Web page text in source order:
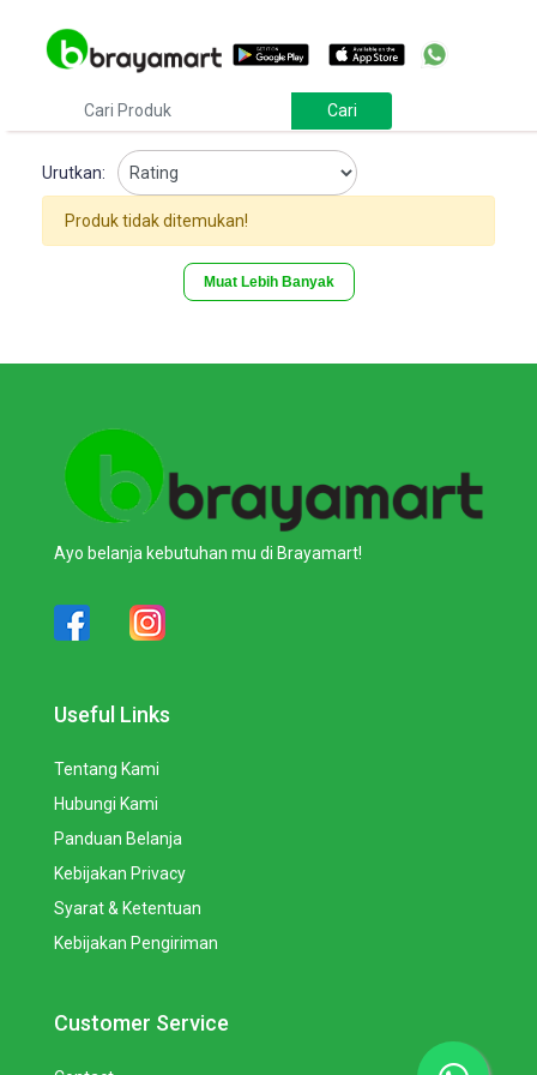
Urutkan:
Produk tidak ditemukan!
Muat Lebih Banyak
Ayo belanja kebutuhan mu di Brayamart!
Useful Links
Tentang Kami
Hubungi Kami
Panduan Belanja
Kebijakan Privacy
Syarat & Ketentuan
Kebijakan Pengiriman
Customer Service